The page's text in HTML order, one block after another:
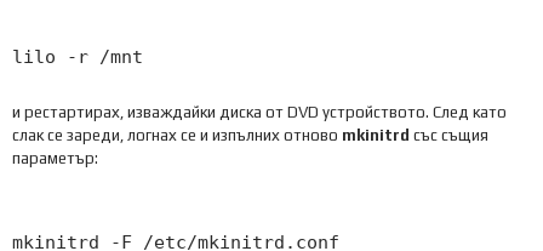
lilo - r /mnt
и рестартирах, изваждайки диска от DVD устройството. След като
слак се зареди, логнах се и изпълних отново mkinitrd със същия
параметър:
mkinitrd -F /etc/mkinitrd . conf